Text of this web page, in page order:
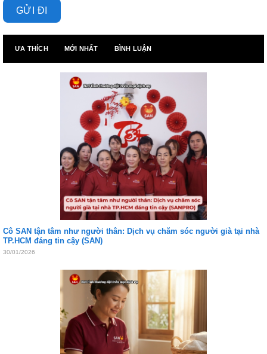
ƯA THÍCH MỚI NHẤT BÌNH LUẬN
Cô SAN tận tâm như người thân: Dịch vụ chăm sóc người già tại nhà
TP.HCM đáng tin cậy (SAN)
30/01/2026